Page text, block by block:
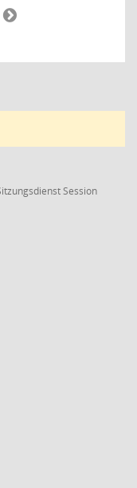
Session(Wird in